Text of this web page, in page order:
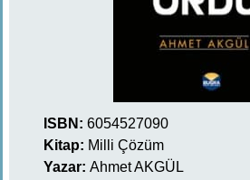
ISBN: 6054527090
Kitap: Milli Çözüm
Yazar: Ahmet AKGÜL